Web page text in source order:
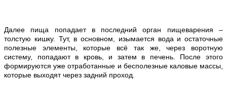
Далее пища попадает в последний орган пищеварения –
толстую кишку. Тут, в основном, изымается вода и остаточные
полезные элементы, которые всё так же, через воротную
систему, попадают в кровь, и затем в печень. После этого
формируются уже отработанные и бесполезные каловые массы,
которые выходят через задний проход.